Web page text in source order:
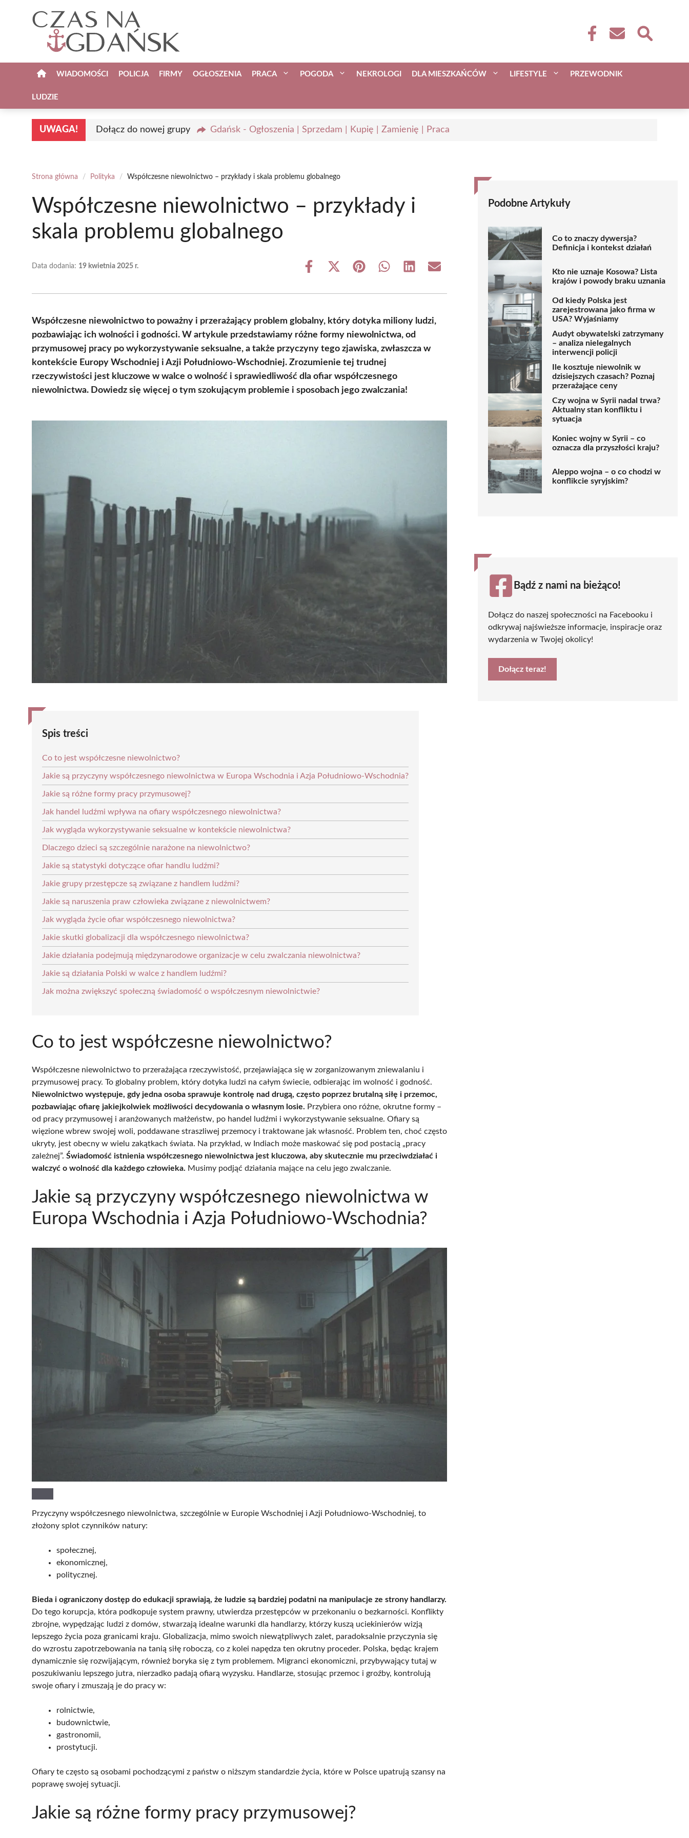
WIADOMOŚCI POLICJA FIRMY OGŁOSZENIA PRACA POGODA NEKROLOGI DLA MIESZKAŃCÓW LIFESTYLE PRZEWODNIK
LUDZIE
UWAGA! Dołącz do nowej grupy Gdańsk - Ogłoszenia | Sprzedam | Kupię | Zamienię | Praca
Strona główna / Polityka / Współczesne niewolnictwo – przykłady i skala problemu globalnego
Współczesne niewolnictwo – przykłady i
skala problemu globalnego
Data dodania: 19 kwietnia 2025 r.
Share
Share
(Twitter)
Share Share Share Share
Współczesne niewolnictwo to poważny i przerażający problem globalny, który dotyka miliony ludzi,
pozbawiając ich wolności i godności. W artykule przedstawiamy różne formy niewolnictwa, od
przymusowej pracy po wykorzystywanie seksualne, a także przyczyny tego zjawiska, zwłaszcza w
kontekście Europy Wschodniej i Azji Południowo-Wschodniej. Zrozumienie tej trudnej
rzeczywistości jest kluczowe w walce o wolność i sprawiedliwość dla ofiar współczesnego
niewolnictwa. Dowiedz się więcej o tym szokującym problemie i sposobach jego zwalczania!
Spis treści
Co to jest współczesne niewolnictwo?
Jakie są przyczyny współczesnego niewolnictwa w Europa Wschodnia i Azja Południowo-Wschodnia?
Jakie są różne formy pracy przymusowej?
Jak handel ludźmi wpływa na ofiary współczesnego niewolnictwa?
Jak wygląda wykorzystywanie seksualne w kontekście niewolnictwa?
Dlaczego dzieci są szczególnie narażone na niewolnictwo?
Jakie są statystyki dotyczące ofiar handlu ludźmi?
Jakie grupy przestępcze są związane z handlem ludźmi?
Jakie są naruszenia praw człowieka związane z niewolnictwem?
Jak wygląda życie ofiar współczesnego niewolnictwa?
Jakie skutki globalizacji dla współczesnego niewolnictwa?
Jakie działania podejmują międzynarodowe organizacje w celu zwalczania niewolnictwa?
Jakie są działania Polski w walce z handlem ludźmi?
Jak można zwiększyć społeczną świadomość o współczesnym niewolnictwie?
Co to jest współczesne niewolnictwo?
Współczesne niewolnictwo to przerażająca rzeczywistość, przejawiająca się w zorganizowanym zniewalaniu i
przymusowej pracy. To globalny problem, który dotyka ludzi na całym świecie, odbierając im wolność i godność.
Niewolnictwo występuje, gdy jedna osoba sprawuje kontrolę nad drugą, często poprzez brutalną siłę i przemoc,
pozbawiając ofiarę jakiejkolwiek możliwości decydowania o własnym losie. Przybiera ono różne, okrutne formy –
od pracy przymusowej i aranżowanych małżeństw, po handel ludźmi i wykorzystywanie seksualne. Ofiary są
więzione wbrew swojej woli, poddawane straszliwej przemocy i traktowane jak własność. Problem ten, choć często
ukryty, jest obecny w wielu zakątkach świata. Na przykład, w Indiach może maskować się pod postacią „pracy
zależnej”. Świadomość istnienia współczesnego niewolnictwa jest kluczowa, aby skutecznie mu przeciwdziałać i
walczyć o wolność dla każdego człowieka. Musimy podjąć działania mające na celu jego zwalczanie.
Jakie są przyczyny współczesnego niewolnictwa w
Europa Wschodnia i Azja Południowo-Wschodnia?
Przyczyny współczesnego niewolnictwa, szczególnie w Europie Wschodniej i Azji Południowo-Wschodniej, to
złożony splot czynników natury:
społecznej,
ekonomicznej,
politycznej.
Bieda i ograniczony dostęp do edukacji sprawiają, że ludzie są bardziej podatni na manipulacje ze strony handlarzy.
Do tego korupcja, która podkopuje system prawny, utwierdza przestępców w przekonaniu o bezkarności. Konflikty
zbrojne, wypędzając ludzi z domów, stwarzają idealne warunki dla handlarzy, którzy kuszą uciekinierów wizją
lepszego życia poza granicami kraju. Globalizacja, mimo swoich niewątpliwych zalet, paradoksalnie przyczynia się
do wzrostu zapotrzebowania na tanią siłę roboczą, co z kolei napędza ten okrutny proceder. Polska, będąc krajem
dynamicznie się rozwijającym, również boryka się z tym problemem. Migranci ekonomiczni, przybywający tutaj w
poszukiwaniu lepszego jutra, nierzadko padają ofiarą wyzysku. Handlarze, stosując przemoc i groźby, kontrolują
swoje ofiary i zmuszają je do pracy w:
rolnictwie,
budownictwie,
gastronomii,
prostytucji.
Ofiary te często są osobami pochodzącymi z państw o niższym standardzie życia, które w Polsce upatrują szansy na
poprawę swojej sytuacji.
Jakie są różne formy pracy przymusowej?
Podobne Artykuły
Co to znaczy dywersja?
Definicja i kontekst działań
Kto nie uznaje Kosowa? Lista
krajów i powody braku uznania
Od kiedy Polska jest
zarejestrowana jako firma w
USA? Wyjaśniamy
Audyt obywatelski zatrzymany
– analiza nielegalnych
interwencji policji
Ile kosztuje niewolnik w
dzisiejszych czasach? Poznaj
przerażające ceny
Czy wojna w Syrii nadal trwa?
Aktualny stan konfliktu i
sytuacja
Koniec wojny w Syrii – co
oznacza dla przyszłości kraju?
Aleppo wojna – o co chodzi w
konflikcie syryjskim?
Bądź z nami na bieżąco!
Dołącz do naszej społeczności na Facebooku i
odkrywaj najświeższe informacje, inspiracje oraz
wydarzenia w Twojej okolicy!
Dołącz teraz!